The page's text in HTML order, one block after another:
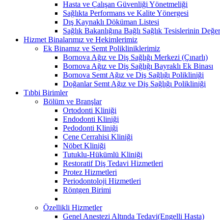
Hasta ve Çalışan Güvenliği Yönetmeliği
Sağlıkta Performans ve Kalite Yönergesi
Dış Kaynaklı Döküman Listesi
Sağlık Bakanlığına Bağlı Sağlık Tesislerinin
Hizmet Binalarımız ve Hekimlerimiz
Ek Binamız ve Semt Polikliniklerimiz
Bornova Ağız ve Diş Sağlığı Merkezi (Çınarlı)
Bornova Ağız ve Diş Sağlığı Bayraklı Ek Binası
Bornova Semt Ağız ve Diş Sağlığı Polikliniği
Doğanlar Semt Ağız ve Diş Sağlığı Polikliniği
Tıbbi Birimler
Bölüm ve Branşlar
Ortodonti Kliniği
Endodonti Kliniği
Pedodonti Kliniği
Çene Cerrahisi Kliniği
Nöbet Kliniği
Tutuklu-Hükümlü Kliniği
Restoratif Diş Tedavi Hizmetleri
Protez Hizmetleri
Periodontoloji Hizmetleri
Röntgen Birimi
Özellikli Hizmetler
Genel Anestezi Altında Tedavi(Engelli Hasta)